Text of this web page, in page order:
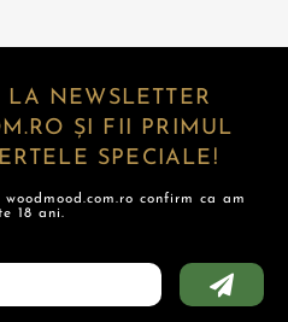
NEWSLETTER
ȘI FII PRIMUL
SPECIALE!
confirm ca am
18 ani.